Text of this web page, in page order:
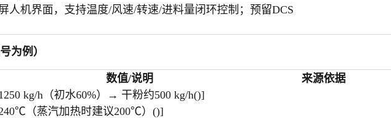
人机界面，支持温度/风速/转速/进料量闭环控制；预留DCS
为例）
数值/说明
来源依据
kg/h（初水60%）→ 干粉约500 kg/h()]
（蒸汽加热时建议200℃）()]